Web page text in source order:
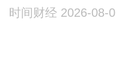
时间财经 2026-08-